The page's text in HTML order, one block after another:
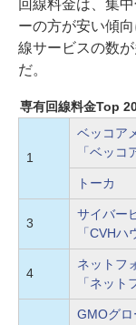
回線料金は、集
ーの方が安い傾
線サービスの数
だ。
専有回線料金Top
1
ベッコア
「ベッコ
トーカ
3
サイバー
「CVHハ
4
ネットフ
「ネット
GMOグ